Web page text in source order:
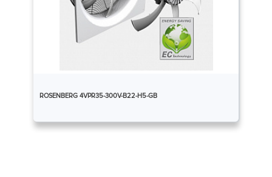
ROSENBERG 4VPR35-300V-B22-H5-GB